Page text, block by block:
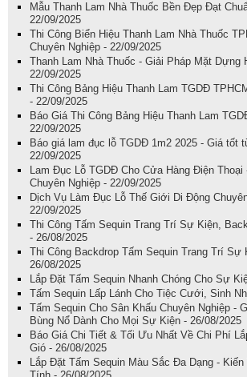
Mẫu Thanh Lam Nhà Thuốc Bền Đẹp Đạt
22/09/2025
Thi Công Biển Hiệu Thanh Lam Nhà Thuốc
Chuyên Nghiệp - 22/09/2025
Thanh Lam Nhà Thuốc - Giải Pháp Mặt Dựng
22/09/2025
Thi Công Bảng Hiệu Thanh Lam TGDĐ
- 22/09/2025
Báo Giá Thi Công Bảng Hiệu Thanh Lam
22/09/2025
Báo giá lam đục lỗ TGDĐ 1m2 2025 - Giá tốt
22/09/2025
Lam Đục Lỗ TGDĐ Cho Cửa Hàng Điện Thoại
Chuyên Nghiệp - 22/09/2025
Dịch Vụ Làm Đục Lỗ Thế Giới Di Động
22/09/2025
Thi Công Tấm Sequin Trang Trí Sự Kiện,
- 26/08/2025
Thi Công Backdrop Tấm Sequin Trang Trí
26/08/2025
Lắp Đặt Tấm Sequin Nhanh Chóng Cho Sự
Tấm Sequin Lấp Lánh Cho Tiệc Cưới, Sinh
Tấm Sequin Cho Sân Khấu Chuyên Nghiệp -
Bùng Nổ Dành Cho Mọi Sự Kiện - 26/08/2025
Báo Giá Chi Tiết & Tối Ưu Nhất Về Chi Phí
Gió - 26/08/2025
Lắp Đặt Tấm Sequin Màu Sắc Đa Dạng - Kiến